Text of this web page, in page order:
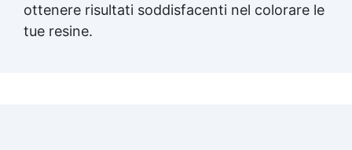
ottenere risultati soddisfacenti nel colorare le
tue resine.